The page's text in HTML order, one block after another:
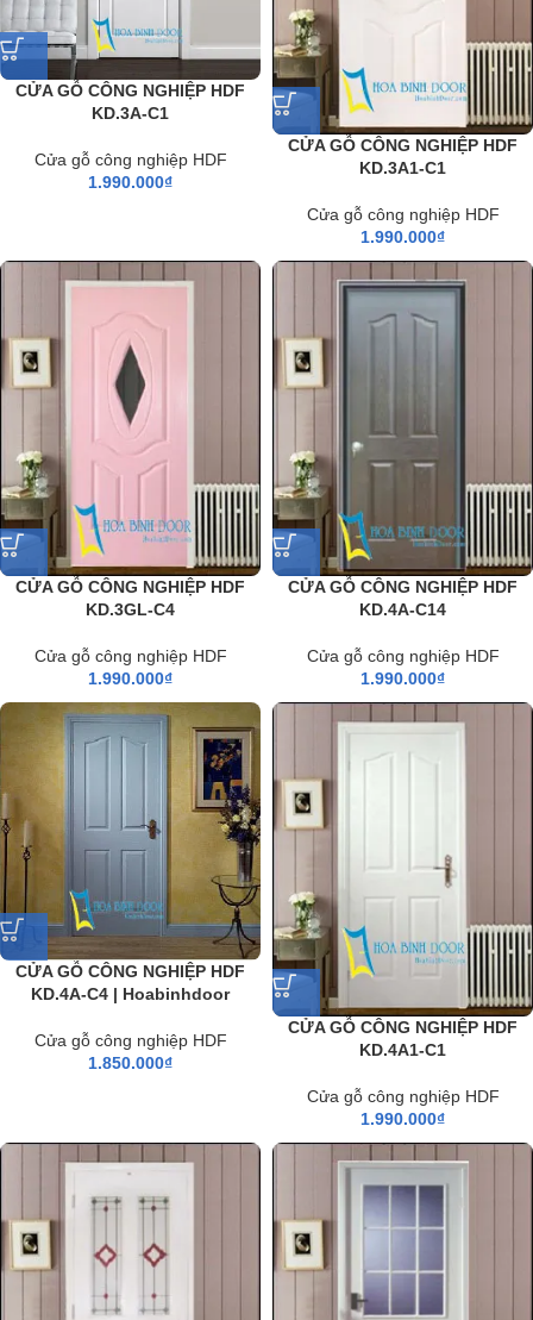
CỬA GỖ CÔNG NGHIỆP HDF
KD.3A-C1
Cửa gỗ công nghiệp HDF
1.990.000₫
CỬA GỖ CÔNG NGHIỆP HDF
KD.3A1-C1
Cửa gỗ công nghiệp HDF
1.990.000₫
CỬA GỖ CÔNG NGHIỆP HDF
KD.3GL-C4
Cửa gỗ công nghiệp HDF
1.990.000₫
CỬA GỖ CÔNG NGHIỆP HDF
KD.4A-C14
Cửa gỗ công nghiệp HDF
1.990.000₫
CỬA GỖ CÔNG NGHIỆP HDF
KD.4A-C4 | Hoabinhdoor
Cửa gỗ công nghiệp HDF
1.850.000₫
CỬA GỖ CÔNG NGHIỆP HDF
KD.4A1-C1
Cửa gỗ công nghiệp HDF
1.990.000₫